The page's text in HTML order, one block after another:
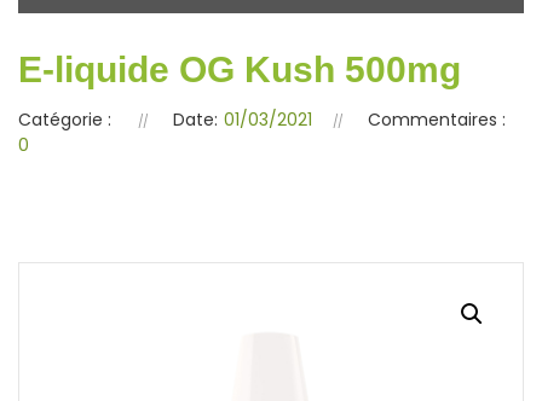
E-liquide OG Kush 500mg
Catégorie : Date: 01/03/2021
Commentaires :
0